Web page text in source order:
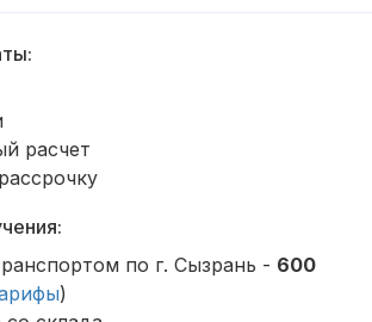
расчет
по г. Сызрань - 600
)